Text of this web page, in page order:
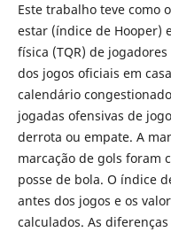
Este trabalho teve como
estar (índice de Hooper)
física (TQR) de
dos jogos oficiais em
calendário
jogadas ofensivas de
derrota ou empate. A
marcação de gols foram
posse de bola. O índice
antes dos jogos e os
calculados. As